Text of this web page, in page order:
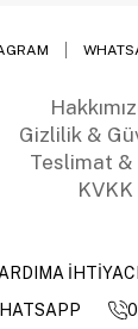
Gizlilik &
Teslimat &
KVKK